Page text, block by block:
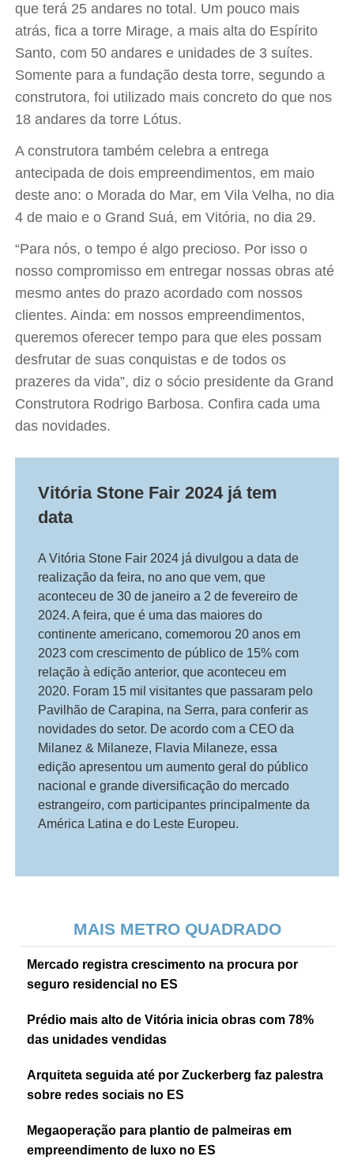
que terá 25 andares no total. Um pouco mais
atrás, fica a torre Mirage, a mais alta do Espírito
Santo, com 50 andares e unidades de 3 suítes.
Somente para a fundação desta torre, segundo a
construtora, foi utilizado mais concreto do que nos
18 andares da torre Lótus.
A construtora também celebra a entrega
antecipada de dois empreendimentos, em maio
deste ano: o Morada do Mar, em Vila Velha, no dia
4 de maio e o Grand Suá, em Vitória, no dia 29.
“Para nós, o tempo é algo precioso. Por isso o
nosso compromisso em entregar nossas obras até
mesmo antes do prazo acordado com nossos
clientes. Ainda: em nossos empreendimentos,
queremos oferecer tempo para que eles possam
desfrutar de suas conquistas e de todos os
prazeres da vida”, diz o sócio presidente da Grand
Construtora Rodrigo Barbosa. Confira cada uma
das novidades.
Vitória Stone Fair 2024 já tem
data
A Vitória Stone Fair 2024 já divulgou a data de
realização da feira, no ano que vem, que
aconteceu de 30 de janeiro a 2 de fevereiro de
2024. A feira, que é uma das maiores do
continente americano, comemorou 20 anos em
2023 com crescimento de público de 15% com
relação à edição anterior, que aconteceu em
2020. Foram 15 mil visitantes que passaram pelo
Pavilhão de Carapina, na Serra, para conferir as
novidades do setor. De acordo com a CEO da
Milanez & Milaneze, Flavia Milaneze, essa
edição apresentou um aumento geral do público
nacional e grande diversificação do mercado
estrangeiro, com participantes principalmente da
América Latina e do Leste Europeu.
MAIS METRO QUADRADO
Mercado registra crescimento na procura por
seguro residencial no ES
Prédio mais alto de Vitória inicia obras com 78%
das unidades vendidas
Arquiteta seguida até por Zuckerberg faz palestra
sobre redes sociais no ES
Megaoperação para plantio de palmeiras em
empreendimento de luxo no ES